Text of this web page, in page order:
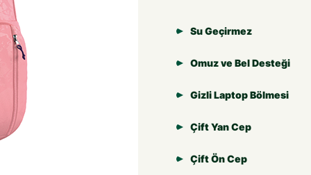
Su Geçirmez
Omuz ve Bel Desteği
Gizli Laptop Bölmesi
Çift Yan Cep
Çift Ön Cep